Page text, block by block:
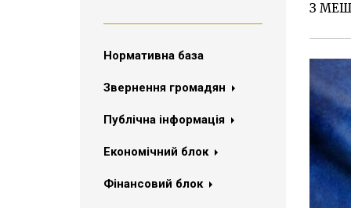
Нормативна база
Звернення громадян
Публічна інформація
Економічний блок
Фінансовий блок
З